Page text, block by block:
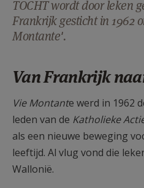
AANMELDEN OF
TOCHT wordt door leken
Frankrijk gesticht in 1962
Montante'.
Van Frankrijk
Vie Montante werd in 1962
leden van de Katholieke
als een nieuwe beweging
leeftijd. Al vlug vond die
Wallonië.